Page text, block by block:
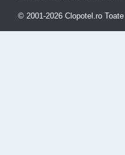
© 2001-2026 Clopotel.ro